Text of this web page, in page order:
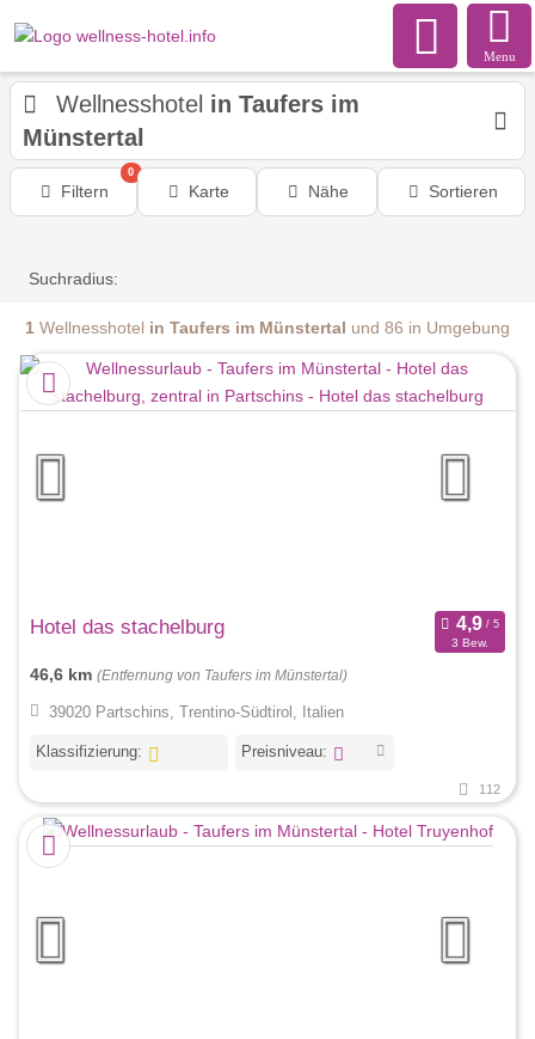
Menu
Wellnesshotel in Taufers im
Münstertal
Filtern
0
Karte Nähe Sortieren
Suchradius:
1 Wellnesshotel in Taufers im Münstertal und 86 in Umgebung
Hotel das stachelburg
3 Bew.
46,6 km (Entfernung von Taufers im Münstertal)
39020 Partschins, Trentino-Südtirol, Italien
Klassifizierung: Preisniveau:
112